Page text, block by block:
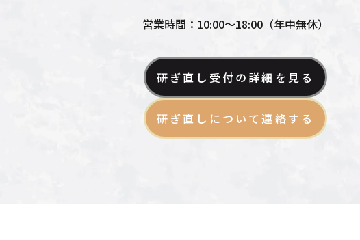
営業時間：10:00～18:00（年中無休）
研ぎ直し受付の詳細を見る
研ぎ直しについて連絡する